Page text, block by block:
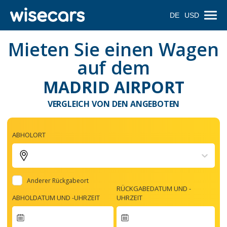
DE USD
Mieten Sie einen Wagen
auf dem
MADRID AIRPORT
VERGLEICH VON DEN ANGEBOTEN
ABHOLORT
Anderer Rückgabeort
ABHOLDATUM UND -UHRZEIT
RÜCKGABEDATUM UND -
UHRZEIT